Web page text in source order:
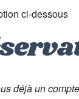
ci-dessous
déjà un